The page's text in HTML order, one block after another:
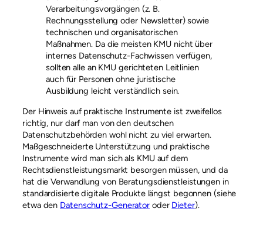
Verarbeitungsvorgängen (z. B.
Rechnungsstellung oder Newsletter) sowie
technischen und organisatorischen
Maßnahmen. Da die meisten KMU nicht über
internes Datenschutz-Fachwissen verfügen,
sollten alle an KMU gerichteten Leitlinien
auch für Personen ohne juristische
Ausbildung leicht verständlich sein.
Der Hinweis auf praktische Instrumente ist zweifellos
richtig, nur darf man von den deutschen
Datenschutzbehörden wohl nicht zu viel erwarten.
Maßgeschneiderte Unterstützung und praktische
Instrumente wird man sich als KMU auf dem
Rechtsdienstleistungsmarkt besorgen müssen, und da
hat die Verwandlung von Beratungsdienstleistungen in
standardisierte digitale Produkte längst begonnen (siehe
etwa den Datenschutz-Generator oder Dieter).